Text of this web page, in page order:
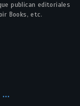
publican editoriales
Books, etc.